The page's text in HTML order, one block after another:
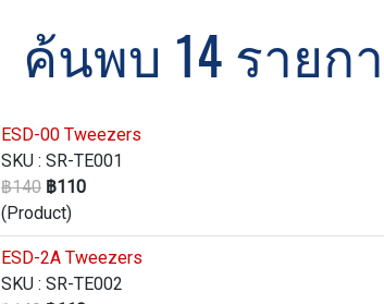
ค้นพบ 14 รายกา
ESD-00 Tweezers
SKU : SR-TE001
฿140 ฿110
(Product)
ESD-2A Tweezers
SKU : SR-TE002